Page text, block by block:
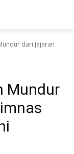
dari Jajaran
Mundur